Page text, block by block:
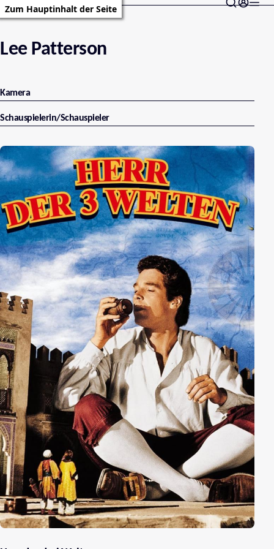
Zum Hauptinhalt der Seite
Lee Patterson
Kamera
Schauspielerin/Schauspieler